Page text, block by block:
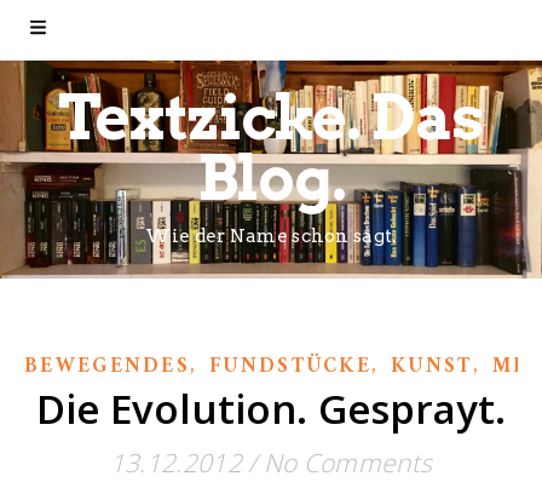
Textzicke. Das
Blog.
Wie der Name schon sagt.
BEWEGENDES, FUNDSTÜCKE, KUNST,
Die Evolution. Gesprayt.
13.12.2012/ No Comments